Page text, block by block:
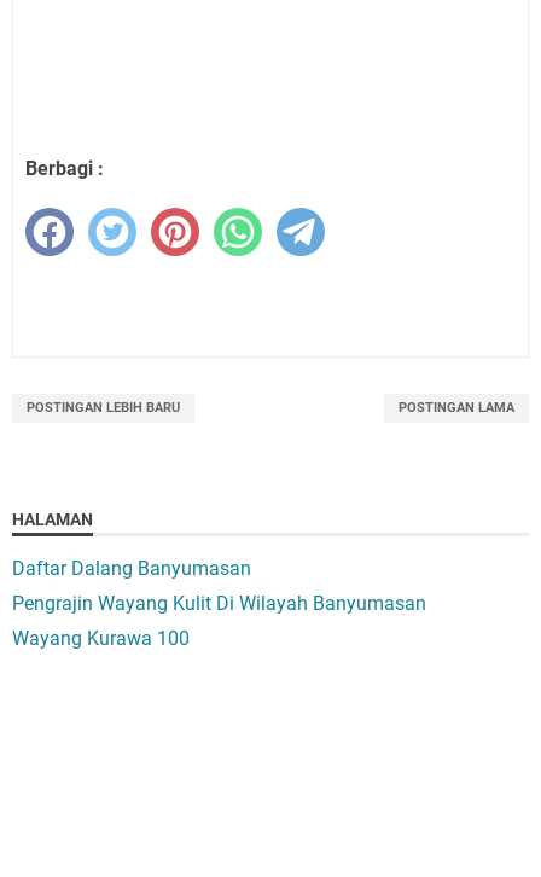
Berbagi :
POSTINGAN LEBIH BARU POSTINGAN LAMA
HALAMAN
Daftar Dalang Banyumasan
Pengrajin Wayang Kulit Di Wilayah Banyumasan
Wayang Kurawa 100